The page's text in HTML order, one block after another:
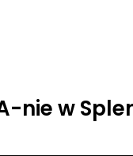
nie w